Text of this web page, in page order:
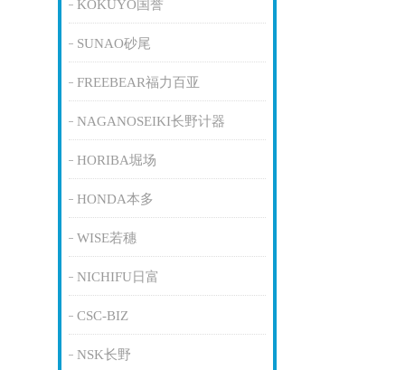
KOKUYO国誉
SUNAO砂尾
FREEBEAR福力百亚
NAGANOSEIKI长野计器
HORIBA堀场
HONDA本多
WISE若穗
NICHIFU日富
CSC-BIZ
NSK长野